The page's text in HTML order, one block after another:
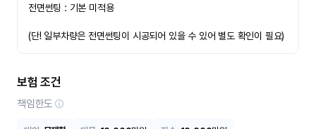
전면썬팅 : 기본 미적용
(단! 일부차량은 전면썬팅이 시공되어 있을 수 있어 별도 확인이 필요)
보험 조건
책임한도